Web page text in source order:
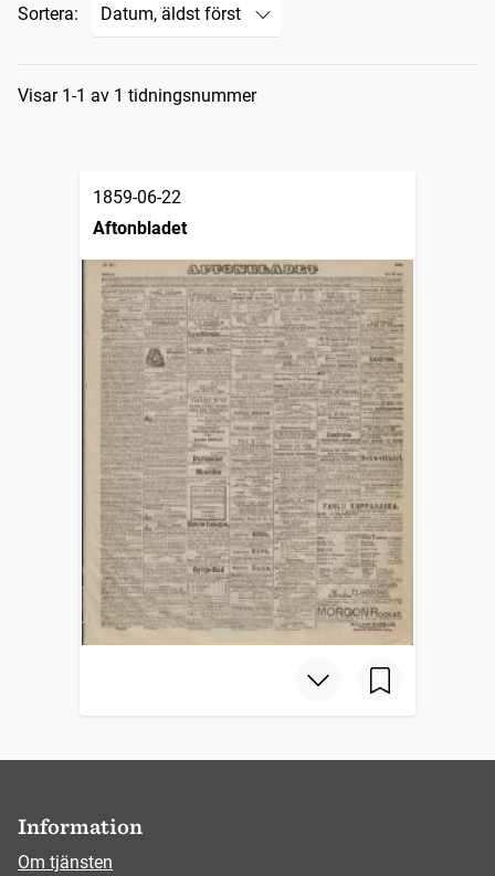
Sortera:
Sökresultat
Visar 1-1 av 1 tidningsnummer
1859-06-22
Aftonbladet
Information
Om tjänsten